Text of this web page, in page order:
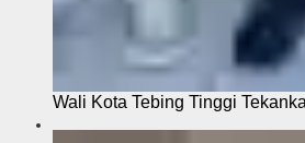
Wali Kota Tebing Tinggi